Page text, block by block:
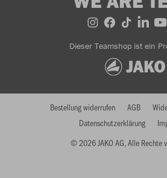
Dieser Teamshop ist ein
© 2026 JAKO AG, Alle Rechte
Bestellung widerrufen AGB
Datenschutzerklärung